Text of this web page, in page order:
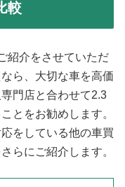
較
紹介をさせていただ
ら、大切な車を高価
門店と合わせて2.3
とをお勧めします。
をしている他の車買
らにご紹介します。